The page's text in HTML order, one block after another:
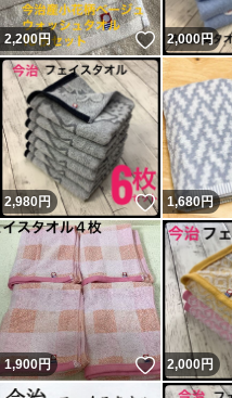
2,200円 いいね！
2,000円
2,980 円 いいね！
1,680円
1,900円 いいね！
2,000円